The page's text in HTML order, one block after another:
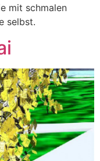
mit schmalen
selbst.